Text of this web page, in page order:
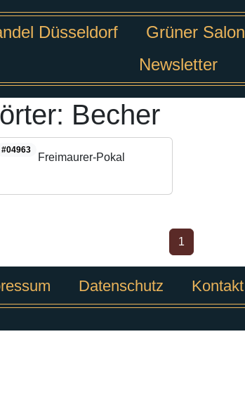
Düsseldorf Grüner Salon
Newsletter
Becher
#04963
Freimaurer-Pokal
1
Datenschutz Kontakt